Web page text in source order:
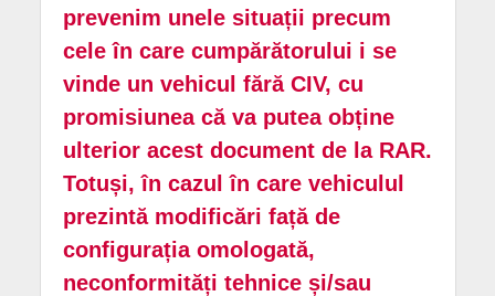
prevenim unele situații precum
cele în care cumpărătorului i se
vinde un vehicul fără CIV, cu
promisiunea că va putea obține
ulterior acest document de la RAR.
Totuși, în cazul în care vehiculul
prezintă modificări față de
configurația omologată,
neconformități tehnice și/sau